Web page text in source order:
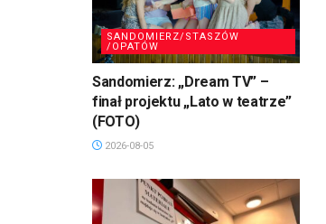
SANDOMIERZ/STASZÓW
/OPATÓW
Sandomierz: „Dream TV” –
finał projektu „Lato w teatrze”
(FOTO)
2026-08-05